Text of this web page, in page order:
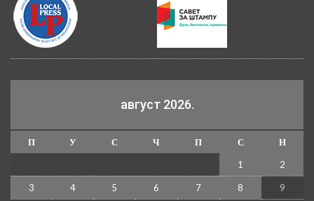
август 2026.
П У С Ч П С
Н
1
2
3 4 5 6 7 8 9